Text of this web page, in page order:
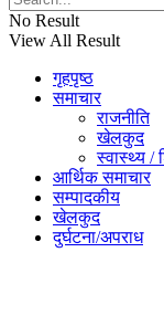
No Result
View All Result
गृहपृष्ठ
समाचार
राजनीति
खेलकुद
स्वास्थ्य /
आर्थिक समाचार
सम्पादकीय
खेलकुद
दुर्घटना/अपराध